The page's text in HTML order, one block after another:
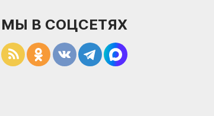
МЫ В СОЦСЕТЯХ